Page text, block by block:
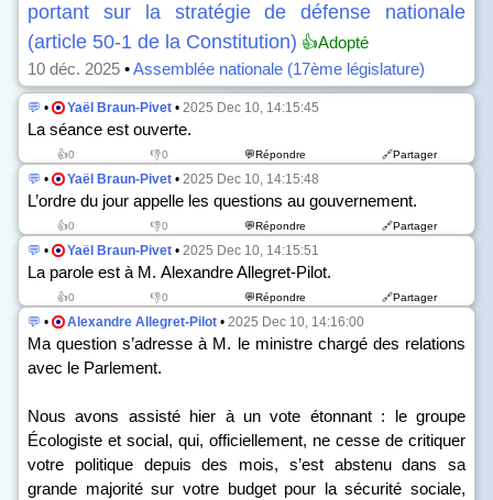
portant sur la stratégie de défense nationale
(article 50-1 de la Constitution) 👍Adopté
10 déc. 2025 •Assemblée nationale (17ème législature)
💬 • Yaël Braun-Pivet • 2025 Dec 10, 14:15:45
La séance est ouverte.
👍0 👎0 💬Répondre 🔗Partager
💬 • Yaël Braun-Pivet • 2025 Dec 10, 14:15:48
L’ordre du jour appelle les questions au gouvernement.
👍0 👎0 💬Répondre 🔗Partager
💬 • Yaël Braun-Pivet • 2025 Dec 10, 14:15:51
La parole est à M. Alexandre Allegret-Pilot.
👍0 👎0 💬Répondre 🔗Partager
💬 • Alexandre Allegret-Pilot • 2025 Dec 10, 14:16:00
Ma question s’adresse à M. le ministre chargé des relations
avec le Parlement.
Nous avons assisté hier à un vote étonnant : le groupe
Écologiste et social, qui, officiellement, ne cesse de critiquer
votre politique depuis des mois, s’est abstenu dans sa
grande majorité sur votre budget pour la sécurité sociale,